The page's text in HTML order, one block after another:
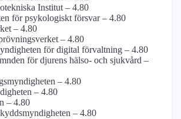
Institut – 4.80
för psykologiskt försvar – 4.80
– 4.80
– 4.80
för digital förvaltning – 4.80
för djurens hälso- och sjukvård –
– 4.80
– 4.80
– 4.80
– 4.80